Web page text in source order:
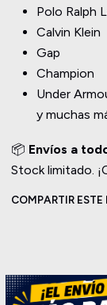
Polo Ralph
Calvin Klein
Gap
Champion
Under
y muchas
📦 Envíos a
Stock limitado.
COMPARTIR ESTE